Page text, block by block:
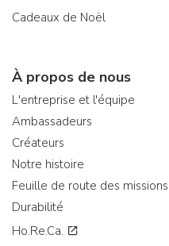
Cadeaux de Noël
À propos de nous
L'entreprise et l'équipe
Ambassadeurs
Créateurs
Notre histoire
Feuille de route des missions
Durabilité
Ho.Re.Ca.